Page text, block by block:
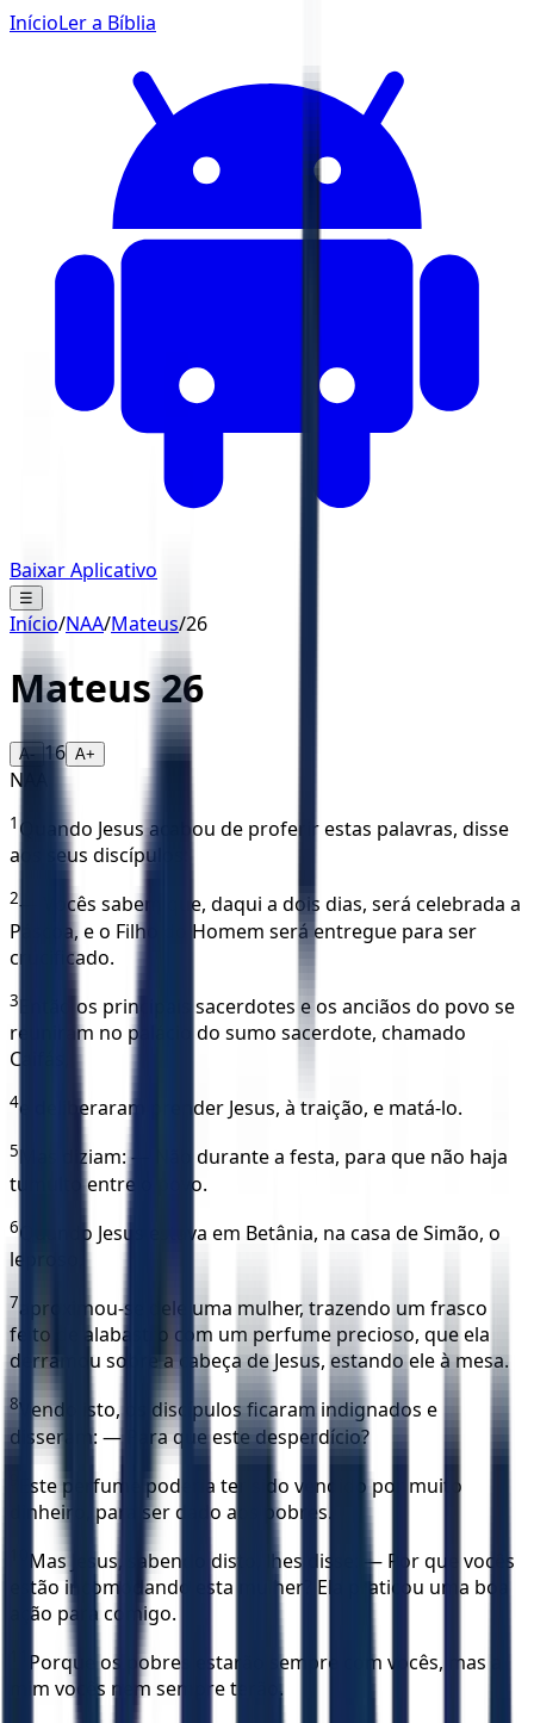
InícioLer a Bíblia
Baixar Aplicativo
☰
Início/NAA/Mateus/26
Mateus 26
A- 16 A+
NAA
1 Quando Jesus acabou de proferir estas palavras, disse
aos seus discípulos:
2— Vocês sabem que, daqui a dois dias, será celebrada a
Páscoa, e o Filho do Homem será entregue para ser
crucificado.
3
Então os principais sacerdotes e os anciãos do povo se
reuniram no palácio do sumo sacerdote, chamado
Caifás,
4e deliberaram prender Jesus, à traição, e matá-lo.
5
Mas diziam: — Não durante a festa, para que não haja
tumulto entre o povo.
6Quando Jesus estava em Betânia, na casa de Simão, o
leproso,
7aproximou-se dele uma mulher, trazendo um frasco
feito de alabastro com um perfume precioso, que ela
derramou sobre a cabeça de Jesus, estando ele à mesa.
8Vendo isto, os discípulos ficaram indignados e
disseram: — Para que este desperdício?
Este perfume poderia ter sido vendido por muito
dinheiro, para ser dado aos pobres.
Mas Jesus, sabendo disto, lhes disse: — Por que vocês
estão incomodando esta mulher? Ela praticou uma boa
ação para comigo.
Porque os pobres estarão sempre com vocês, mas a
mim vocês nem sempre terão.